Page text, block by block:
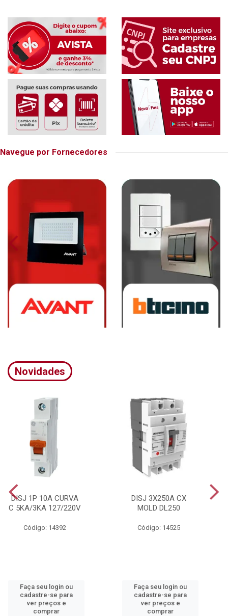
Navegue por Fornecedores
Novidades
DISJ 1P 10A CURVA
C 5KA/3KA 127/220V
Código: 14392
Faça seu login ou
cadastre-se para
ver preços e
comprar
DISJ 3X250A CX
MOLD DL250
Código: 14525
Faça seu login ou
cadastre-se para
ver preços e
comprar